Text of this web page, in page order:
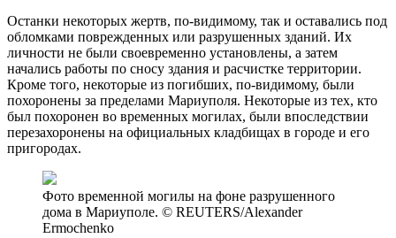
Останки некоторых жертв, по-видимому, так и оставались под
обломками поврежденных или разрушенных зданий. Их
личности не были своевременно установлены, а затем
начались работы по сносу здания и расчистке территории.
Кроме того, некоторые из погибших, по-видимому, были
похоронены за пределами Мариуполя. Некоторые из тех, кто
был похоронен во временных могилах, были впоследствии
перезахоронены на официальных кладбищах в городе и его
пригородах.
Фото временной могилы на фоне разрушенного
дома в Мариуполе. © REUTERS/Alexander
Ermochenko